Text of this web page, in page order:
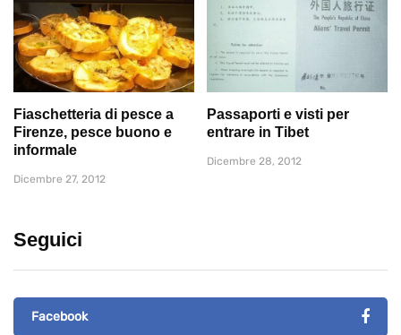
Fiaschetteria di pesce a
Firenze, pesce buono e
informale
Dicembre 27, 2012
Passaporti e visti per
entrare in Tibet
Dicembre 28, 2012
Seguici
Facebook